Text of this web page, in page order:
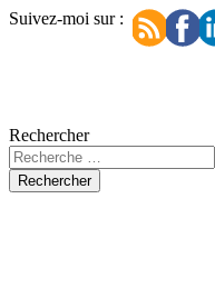
Suivez-moi sur :
Rechercher
Rechercher